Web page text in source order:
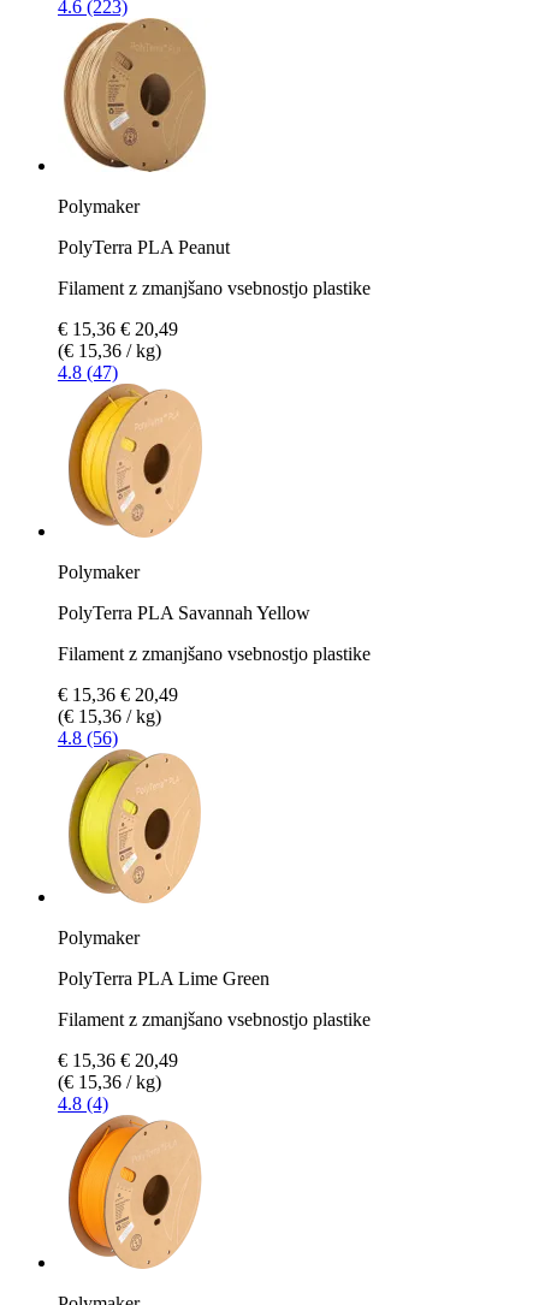
4.6 (223)
Polymaker
PolyTerra PLA Peanut
Filament z zmanjšano vsebnostjo plastike
€ 15,36 € 20,49
(€ 15,36 / kg)
4.8 (47)
Polymaker
PolyTerra PLA Savannah Yellow
Filament z zmanjšano vsebnostjo plastike
€ 15,36 € 20,49
(€ 15,36 / kg)
4.8 (56)
Polymaker
PolyTerra PLA Lime Green
Filament z zmanjšano vsebnostjo plastike
€ 15,36 € 20,49
(€ 15,36 / kg)
4.8 (4)